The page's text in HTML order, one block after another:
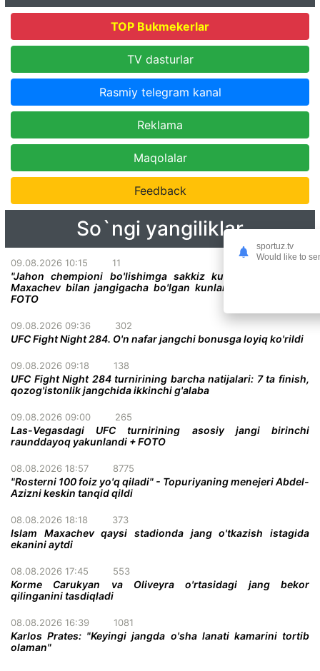
TOP Bukmekerlar
TV dasturlar
Rasmiy telegram kanal
Reklama
Maqolalar
Feedback
So`ngi yangiliklar
09.08.2026 10:15 11
"Jahon chempioni bo'lishimga sakkiz kun qoldi" - Gerri
Maxachev bilan jangigacha bo'lgan kunlarni sanamoqda +
FOTO
09.08.2026 09:36 302
UFC Fight Night 284. O'n nafar jangchi bonusga loyiq ko'rildi
09.08.2026 09:18 138
UFC Fight Night 284 turnirining barcha natijalari: 7 ta finish,
qozog'istonlik jangchida ikkinchi g'alaba
09.08.2026 09:00 265
Las-Vegasdagi UFC turnirining asosiy jangi birinchi
raunddayoq yakunlandi + FOTO
08.08.2026 18:57 8775
"Rosterni 100 foiz yo'q qiladi" - Topuriyaning menejeri Abdel-
Azizni keskin tanqid qildi
08.08.2026 18:18 373
Islam Maxachev qaysi stadionda jang o'tkazish istagida
ekanini aytdi
08.08.2026 17:45 553
Korme Carukyan va Oliveyra o'rtasidagi jang bekor
qilinganini tasdiqladi
08.08.2026 16:39 1081
Karlos Prates: "Keyingi jangda o'sha lanati kamarini tortib
olaman"
sportuz.tv
Would like to